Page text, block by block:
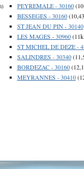
PEYREMALE - 30160
BESSEGES - 30160
ST JEAN DU PIN - 30140
LES MAGES - 30960
ST MICHEL DE DEZE -
SALINDRES - 30340
BORDEZAC - 30160
MEYRANNES - 30410